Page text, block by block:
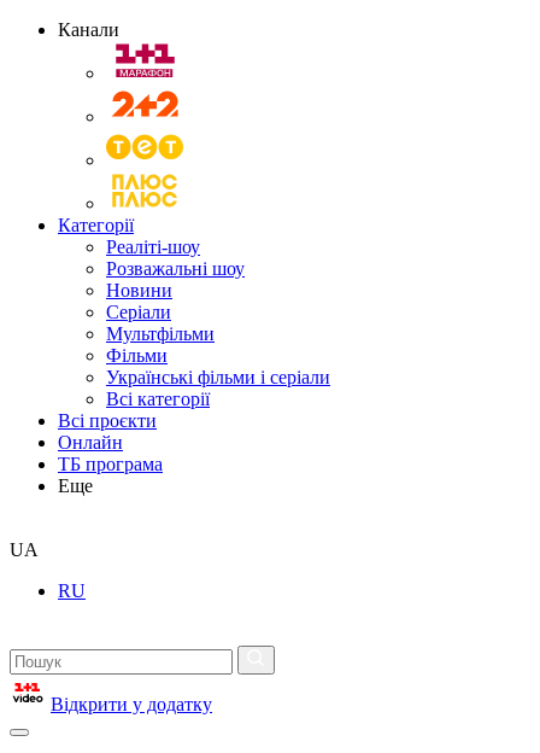
Канали
Категорії
Реаліті-шоу
Розважальні шоу
Новини
Серіали
Мультфільми
Фільми
Українські фільми і серіали
Всі категорії
Всі проєкти
Онлайн
ТБ програма
Еще
UA
RU
Відкрити у додатку